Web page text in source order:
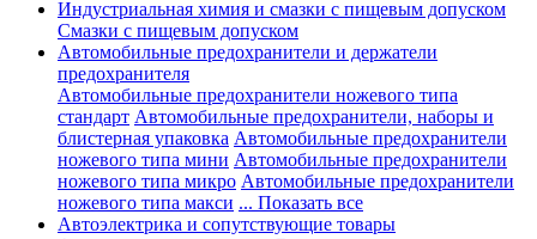
Индустриальная химия и смазки с пищевым допуском
Смазки с пищевым допуском
Автомобильные предохранители и держатели
предохранителя
Автомобильные предохранители ножевого типа
стандарт Автомобильные предохранители, наборы и
блистерная упаковка Автомобильные предохранители
ножевого типа мини Автомобильные предохранители
ножевого типа микро Автомобильные предохранители
ножевого типа макси ... Показать все
Автоэлектрика и сопутствующие товары